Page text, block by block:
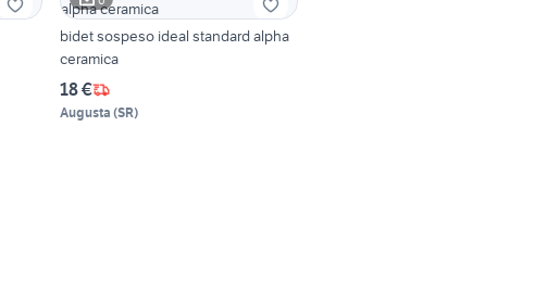
bidet sospeso ideal standard alpha
ceramica
18 €
Augusta (SR)